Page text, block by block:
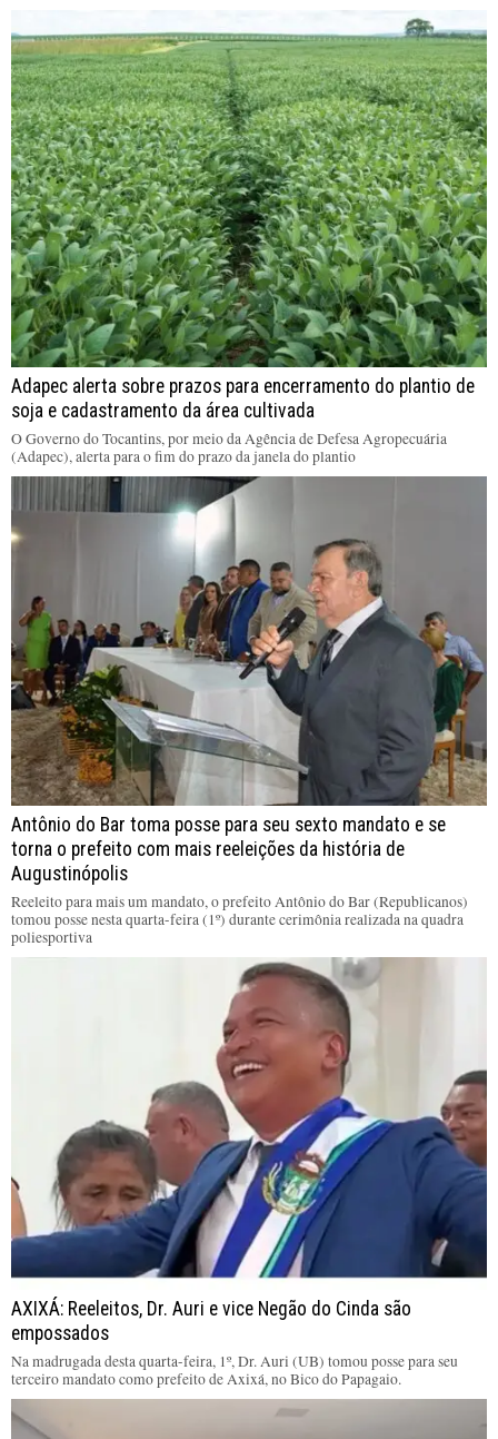
Adapec alerta sobre prazos para encerramento do plantio de
soja e cadastramento da área cultivada
O Governo do Tocantins, por meio da Agência de Defesa Agropecuária
(Adapec), alerta para o fim do prazo da janela do plantio
Antônio do Bar toma posse para seu sexto mandato e se
torna o prefeito com mais reeleições da história de
Augustinópolis
Reeleito para mais um mandato, o prefeito Antônio do Bar (Republicanos)
tomou posse nesta quarta-feira (1º) durante cerimônia realizada na quadra
poliesportiva
AXIXÁ: Reeleitos, Dr. Auri e vice Negão do Cinda são
empossados
Na madrugada desta quarta-feira, 1º, Dr. Auri (UB) tomou posse para seu
terceiro mandato como prefeito de Axixá, no Bico do Papagaio.